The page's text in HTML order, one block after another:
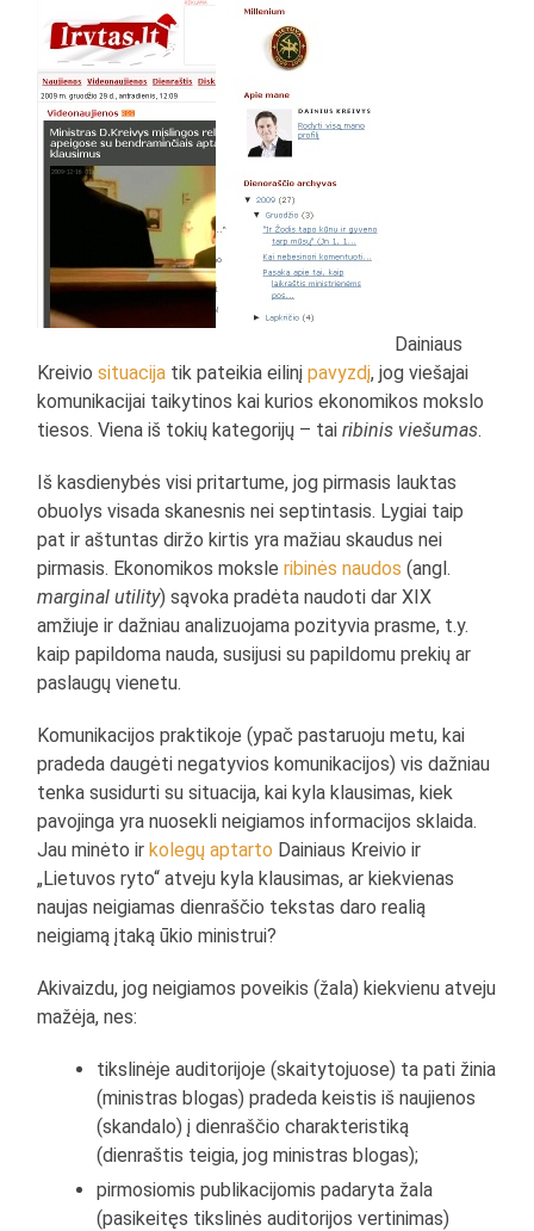
Dainiaus
Kreiviosituacija tik pateikia eilinįpavyzdį, jog viešajai
komunikacijai taikytinos kai kurios ekonomikos mokslo
tiesos. Viena iš tokių kategorijų – tairibinis viešumas.
Iš kasdienybės visi pritartume, jog pirmasis lauktas
obuolys visada skanesnis nei septintasis. Lygiai taip
pat ir aštuntas diržo kirtis yra mažiau skaudus nei
pirmasis. Ekonomikos moksleribinės naudos (angl.
marginal utility) sąvoka pradėta naudoti dar XIX
amžiuje ir dažniau analizuojama pozityvia prasme, t.y.
kaip papildoma nauda, susijusi su papildomu prekių ar
paslaugų vienetu.
Komunikacijos praktikoje (ypač pastaruoju metu, kai
pradeda daugėti negatyvios komunikacijos) vis dažniau
tenka susidurti su situacija, kai kyla klausimas, kiek
pavojinga yra nuosekli neigiamos informacijos sklaida.
Jau minėto irkolegų aptarto Dainiaus Kreivio ir
„Lietuvos ryto“ atveju kyla klausimas, ar kiekvienas
naujas neigiamas dienraščio tekstas daro realią
neigiamą įtaką ūkio ministrui?
Akivaizdu, jog neigiamos poveikis (žala) kiekvienu atveju
mažėja, nes:
tikslinėje auditorijoje (skaitytojuose) ta pati žinia
(ministras blogas) pradeda keistis iš naujienos
(skandalo) į dienraščio charakteristiką
(dienraštis teigia, jog ministras blogas);
pirmosiomis publikacijomis padaryta žala
(pasikeitęs tikslinės auditorijos vertinimas)